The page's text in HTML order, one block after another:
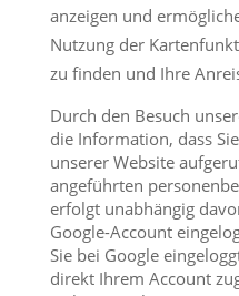
anzeigen und
Nutzung der
zu finden und Ihre
Durch den Besuch
die Information, dass
unserer Website
angeführten
erfolgt unabhängig
Google-Account
Sie bei Google
direkt Ihrem Account